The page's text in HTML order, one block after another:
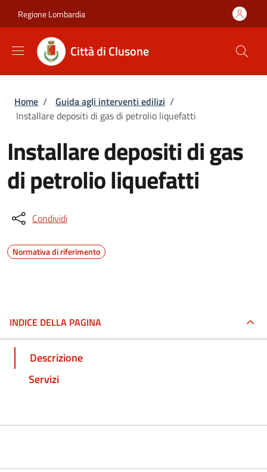
Regione Lombardia
Città di Clusone
Briciole di pane
Home / Guida agli interventi edilizi /
Installare depositi di gas di petrolio liquefatti
Installare depositi di gas
di petrolio liquefatti
Condividi
Normativa di riferimento
INDICE DELLA PAGINA
Descrizione
Servizi